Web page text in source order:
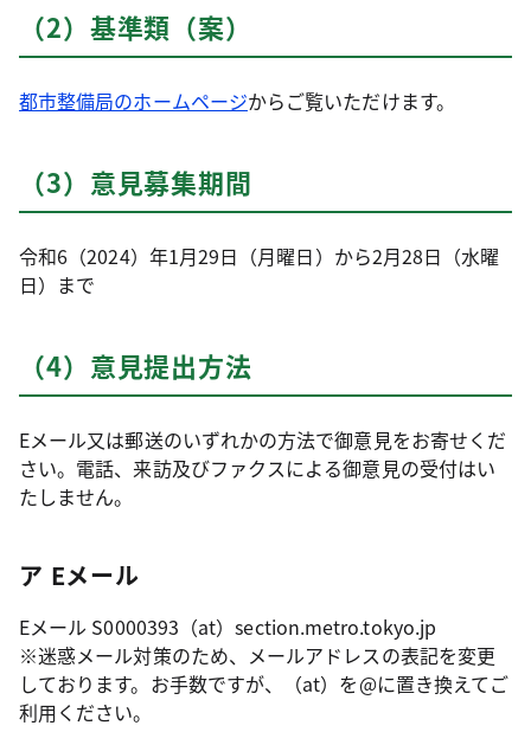
（2）基準類（案）
都市整備局のホームページからご覧いただけます。
（3）意見募集期間
令和6（2024）年1月29日（月曜日）から2月28日（水曜
日）まで
（4）意見提出方法
Eメール又は郵送のいずれかの方法で御意見をお寄せくだ
さい。電話、来訪及びファクスによる御意見の受付はい
たしません。
ア Eメール
Eメール S0000393（at）section.metro.tokyo.jp
※迷惑メール対策のため、メールアドレスの表記を変更
しております。お手数ですが、（at）を@に置き換えてご
利用ください。